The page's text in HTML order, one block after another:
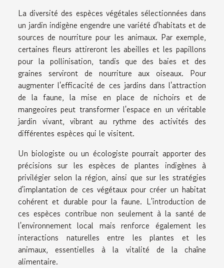
La diversité des espèces végétales sélectionnées dans
un jardin indigène engendre une variété d'habitats et de
sources de nourriture pour les animaux. Par exemple,
certaines fleurs attireront les abeilles et les papillons
pour la pollinisation, tandis que des baies et des
graines serviront de nourriture aux oiseaux. Pour
augmenter l'efficacité de ces jardins dans l'attraction
de la faune, la mise en place de nichoirs et de
mangeoires peut transformer l'espace en un véritable
jardin vivant, vibrant au rythme des activités des
différentes espèces qui le visitent.
Un biologiste ou un écologiste pourrait apporter des
précisions sur les espèces de plantes indigènes à
privilégier selon la région, ainsi que sur les stratégies
d'implantation de ces végétaux pour créer un habitat
cohérent et durable pour la faune. L'introduction de
ces espèces contribue non seulement à la santé de
l'environnement local mais renforce également les
interactions naturelles entre les plantes et les
animaux, essentielles à la vitalité de la chaîne
alimentaire.